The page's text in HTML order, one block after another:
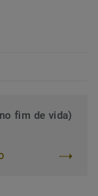
fim de vida)